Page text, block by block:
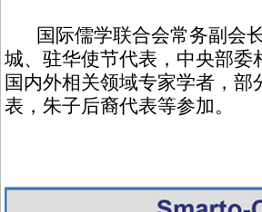
国际儒学联合会常务副会
城、驻华使节代表，中央部
国内外相关领域专家学者，
表，朱子后裔代表等参加。